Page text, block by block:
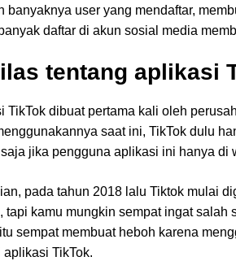
banyaknya user yang mendaftar,
daftar di akun sosial media
tentang aplikasi
TikTok dibuat pertama kali oleh
saat ini, TikTok dulu
jika pengguna aplikasi ini hanya di
pada tahun 2018 lalu Tiktok mulai
tapi kamu mungkin sempat ingat
sempat membuat heboh karena
aplikasi TikTok.